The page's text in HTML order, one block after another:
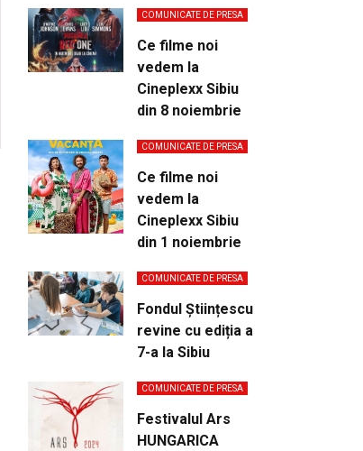
COMUNICATE DE PRESA
Ce filme noi
vedem la
Cineplexx Sibiu
din 8 noiembrie
COMUNICATE DE PRESA
Ce filme noi
vedem la
Cineplexx Sibiu
din 1 noiembrie
COMUNICATE DE PRESA
Fondul Științescu
revine cu ediția a
7-a la Sibiu
COMUNICATE DE PRESA
Festivalul Ars
HUNGARICA